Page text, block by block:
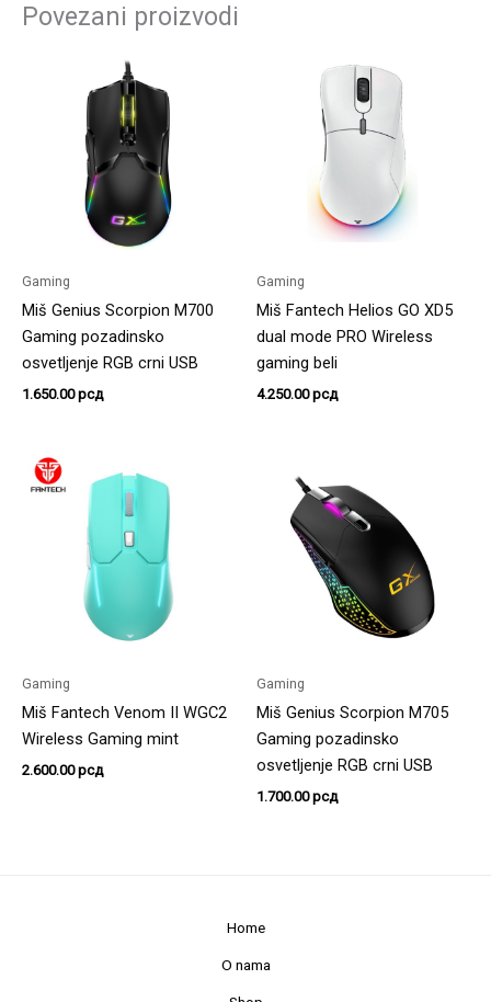
Povezani proizvodi
Gaming
Miš Genius Scorpion M700
Gaming pozadinsko
osvetljenje RGB crni USB
1.650.00рсд
Gaming
Miš Fantech Helios GO XD5
dual mode PRO Wireless
gaming beli
4.250.00рсд
Gaming
Miš Fantech Venom II WGC2
Wireless Gaming mint
2.600.00рсд
Gaming
Miš Genius Scorpion M705
Gaming pozadinsko
osvetljenje RGB crni USB
1.700.00рсд
Home
O nama